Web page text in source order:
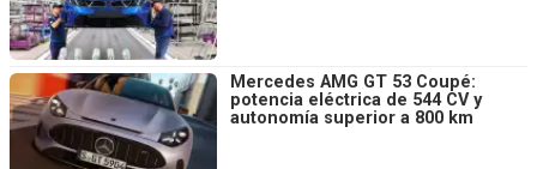
Mercedes AMG GT 53 Coupé:
potencia eléctrica de 544 CV y
autonomía superior a 800 km